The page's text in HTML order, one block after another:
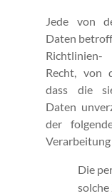
Jede von
Daten
Recht, von
dass die
Daten
der
Die